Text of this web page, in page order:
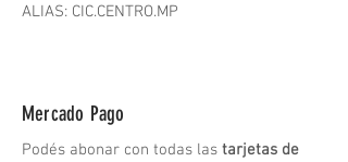
ALIAS: CIC.CENTRO.MP
Mercado Pago
Podés abonar con todas las tarjetas de